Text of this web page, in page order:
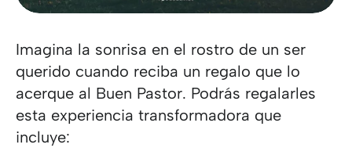
Imagina la sonrisa en el rostro de un ser
querido cuando reciba un regalo que lo
acerque al Buen Pastor. Podrás regalarles
esta experiencia transformadora que
incluye: